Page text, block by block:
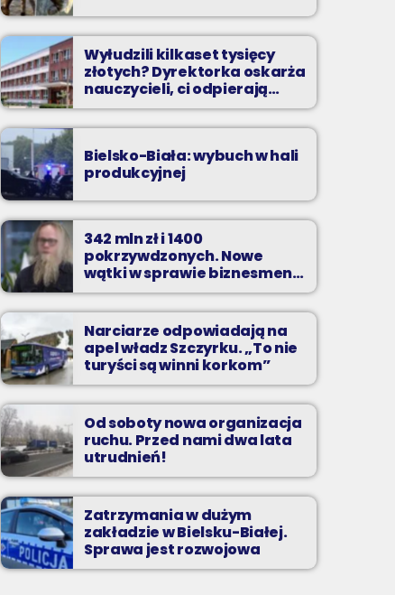
Wyłudzili kilkaset tysięcy
złotych? Dyrektorka oskarża
nauczycieli, ci odpierają
zarzuty
Bielsko-Biała: wybuch w hali
produkcyjnej
342 mln zł i 1400
pokrzywdzonych. Nowe
wątki w sprawie biznesmena
z Bielska-Białej
Narciarze odpowiadają na
apel władz Szczyrku. „To nie
turyści są winni korkom”
Od soboty nowa organizacja
ruchu. Przed nami dwa lata
utrudnień!
Zatrzymania w dużym
zakładzie w Bielsku-Białej.
Sprawa jest rozwojowa